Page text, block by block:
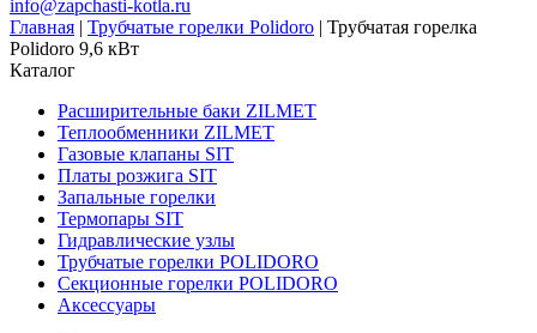
info@zapchasti-kotla.ru
Главная | Трубчатые горелки Polidoro | Трубчатая горелка
Polidoro 9,6 кВт
Каталог
Расширительные баки ZILMET
Теплообменники ZILMET
Газовые клапаны SIT
Платы розжига SIT
Запальные горелки
Термопары SIT
Гидравлические узлы
Трубчатые горелки POLIDORO
Секционные горелки POLIDORO
Аксессуары